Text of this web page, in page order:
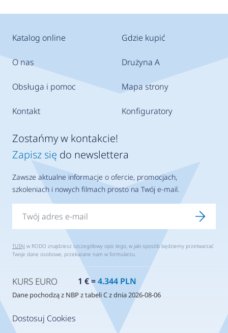
Katalog online
O nas
Obsługa i pomoc
Kontakt
Gdzie kupić
Drużyna A
Mapa strony
Konfiguratory
Dostosuj Cookies
Zostańmy w kontakcie!
Zapisz się do newslettera
Zawsze aktualne informacje o ofercie, promocjach,
szkoleniach i nowych filmach prosto na Twój e-mail.
TUTAJ w RODO znajdziesz szczegółowy opis tego, w jaki sposób będziemy przetwarzać
Twoje dane osobowe, przekazane nam w formularzu.
KURS EURO 1 € =4.344 PLN
Dane pochodzą z NBP z tabeli C z dnia 2026-08-06